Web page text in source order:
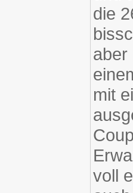
die
aber
mit
voll